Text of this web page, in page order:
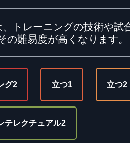
トレーニングの技術や
難易度が高くなります。
グ2 立つ1 立つ2
テレクチュアル2